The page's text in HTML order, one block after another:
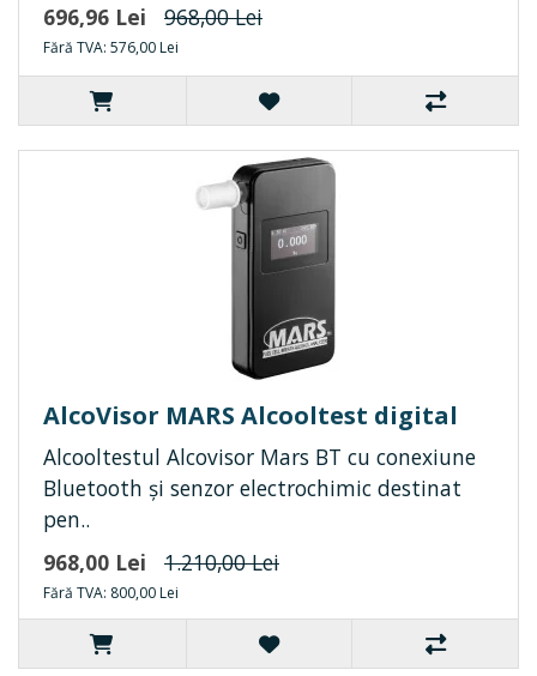
696,96 Lei
968,00 Lei
Fără TVA: 576,00 Lei
AlcoVisor MARS Alcooltest digital
Alcooltestul Alcovisor Mars BT cu conexiune
Bluetooth și senzor electrochimic destinat
pen..
968,00 Lei
1.210,00 Lei
Fără TVA: 800,00 Lei